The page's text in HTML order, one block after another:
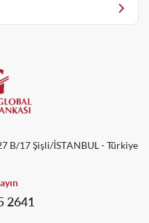
B/17 Şişli/İSTANBUL - Türkiye
2641